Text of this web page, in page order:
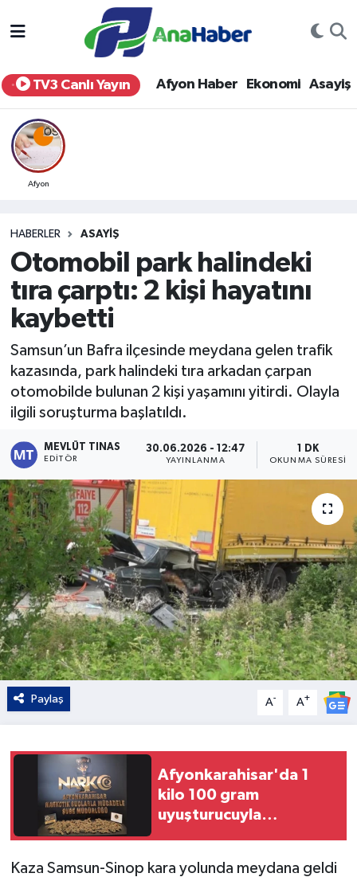
TV3 Canlı Yayın Afyon Haber Ekonomi Asayiş
Afyon
HABERLER ASAYIŞ
Otomobil park halindeki
tıra çarptı: 2 kişi hayatını
kaybetti
Samsun’un Bafra ilçesinde meydana gelen trafik
kazasında, park halindeki tıra arkadan çarpan
otomobilde bulunan 2 kişi yaşamını yitirdi. Olayla
ilgili soruşturma başlatıldı.
MEVLÜT TINAS
EDITÖR
30.06.2026 - 12:47
YAYINLANMA
1 DK
OKUNMA SÜRESI
Paylaş A- A+
Afyonkarahisar'da 1
kilo 100 gram
uyuşturucuyla
Kaza Samsun-Sinop kara yolunda meydana geldi
Yurt Haber
Afyon Haber
Ekonomi
Siyaset
Eğitim
Sağlık
Teknoloji
Kültür - Sanat
Afyonkarahisar Nöbetçi Eczaneler
Afyonkarahisar Hava Durumu
Afyonkarahisar Namaz Vakitleri
Afyonkarahisar Trafik Yoğunluk Haritası
Tüm Manşetler
Son Dakika Haberleri
Haber Arşivi